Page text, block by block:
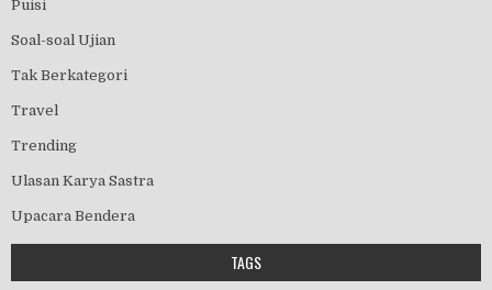
Puisi
Soal-soal Ujian
Tak Berkategori
Travel
Trending
Ulasan Karya Sastra
Upacara Bendera
TAGS